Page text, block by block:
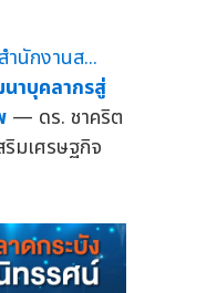
าบุคลากรสู่
— ดร. ชาคริต
มเศรษฐกิจ